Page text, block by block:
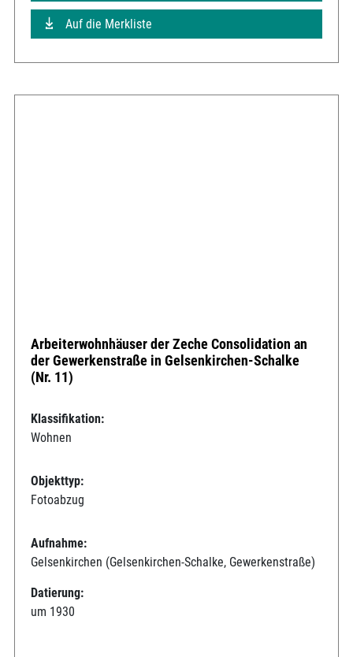
Auf die Merkliste
Arbeiterwohnhäuser der Zeche Consolidation an
der Gewerkenstraße in Gelsenkirchen-Schalke
(Nr. 11)
Klassifikation:
Wohnen
Objekttyp:
Fotoabzug
Aufnahme:
Gelsenkirchen (Gelsenkirchen-Schalke, Gewerkenstraße)
Datierung:
um 1930